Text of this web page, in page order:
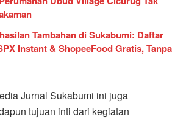
Tambahan di Sukabumi: Daftar
Instant & ShopeeFood Gratis, Tanpa
Jurnal Sukabumi ini juga
tujuan inti dari kegiatan